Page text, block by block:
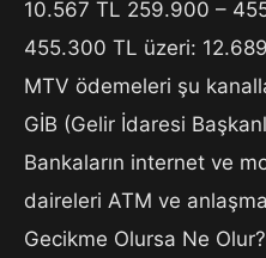
10.567 TL 259.900 –
455.300 TL üzeri:
MTV ödemeleri şu
GİB (Gelir İdaresi
Bankaların internet ve
daireleri ATM ve
Gecikme Olursa Ne